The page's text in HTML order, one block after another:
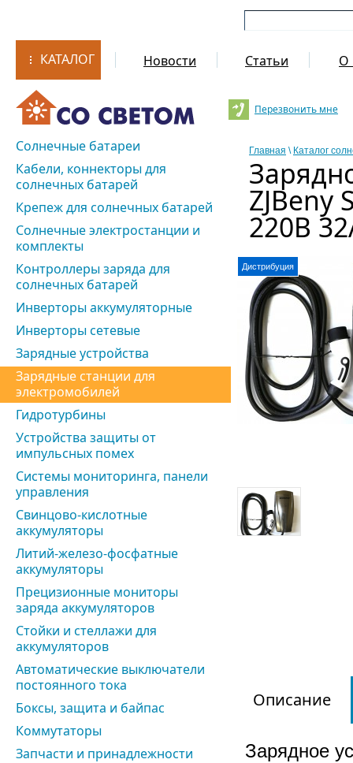
КАТАЛОГ Новости Статьи О
Перезвонить мне
Солнечные батареи
Кабели, коннекторы для
солнечных батарей
Крепеж для солнечных батарей
Солнечные электростанции и
комплекты
Контроллеры заряда для
солнечных батарей
Инверторы аккумуляторные
Инверторы сетевые
Зарядные устройства
Зарядные станции для
электромобилей
Гидротурбины
Устройства защиты от
импульсных помех
Системы мониторинга, панели
управления
Свинцово-кислотные
аккумуляторы
Литий-железо-фосфатные
аккумуляторы
Прецизионные мониторы
заряда аккумуляторов
Стойки и стеллажи для
аккумуляторов
Автоматические выключатели
постоянного тока
Боксы, защита и байпас
Коммутаторы
Запчасти и принадлежности
Главная \ Каталог
ZJBeny
220В
Дистрибуция
Описание
Зарядное